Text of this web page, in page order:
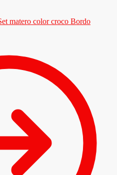
matero color croco Bordo